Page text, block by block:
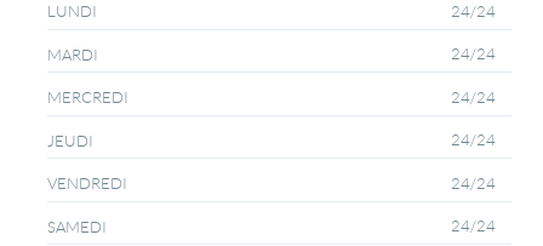
LUNDI 24/24
MARDI 24/24
MERCREDI 24/24
JEUDI 24/24
VENDREDI 24/24
SAMEDI 24/24